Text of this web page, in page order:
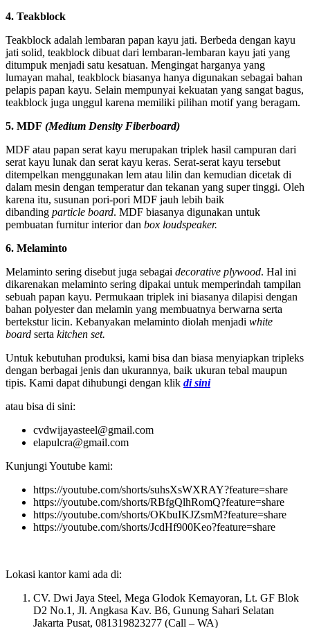
4. Teakblock
Teakblock adalah lembaran papan kayu jati. Berbeda dengan kayu
jati solid, teakblock dibuat dari lembaran-lembaran kayu jati yang
ditumpuk menjadi satu kesatuan. Mengingat harganya yang
lumayan mahal, teakblock biasanya hanya digunakan sebagai bahan
pelapis papan kayu. Selain mempunyai kekuatan yang sangat bagus,
teakblock juga unggul karena memiliki pilihan motif yang beragam.
5. MDF (Medium Density Fiberboard)
MDF atau papan serat kayu merupakan triplek hasil campuran dari
serat kayu lunak dan serat kayu keras. Serat-serat kayu tersebut
ditempelkan menggunakan lem atau lilin dan kemudian dicetak di
dalam mesin dengan temperatur dan tekanan yang super tinggi. Oleh
karena itu, susunan pori-pori MDF jauh lebih baik
dibanding particle board. MDF biasanya digunakan untuk
pembuatan furnitur interior dan box loudspeaker.
6. Melaminto
Melaminto sering disebut juga sebagai decorative plywood. Hal ini
dikarenakan melaminto sering dipakai untuk memperindah tampilan
sebuah papan kayu. Permukaan triplek ini biasanya dilapisi dengan
bahan polyester dan melamin yang membuatnya berwarna serta
bertekstur licin. Kebanyakan melaminto diolah menjadi white
board serta kitchen set.
Untuk kebutuhan produksi, kami bisa dan biasa menyiapkan tripleks
dengan berbagai jenis dan ukurannya, baik ukuran tebal maupun
tipis. Kami dapat dihubungi dengan klik di sini
atau bisa di sini:
cvdwijayasteel@gmail.com
elapulcra@gmail.com
Kunjungi Youtube kami:
https://youtube.com/shorts/suhsXsWXRAY?feature=share
https://youtube.com/shorts/RBfgQlhRomQ?feature=share
https://youtube.com/shorts/OKbuIKJZsmM?feature=share
https://youtube.com/shorts/JcdHf900Keo?feature=share
Lokasi kantor kami ada di:
CV. Dwi Jaya Steel, Mega Glodok Kemayoran, Lt. GF Blok
D2 No.1, Jl. Angkasa Kav. B6, Gunung Sahari Selatan
Jakarta Pusat, 081319823277 (Call – WA)